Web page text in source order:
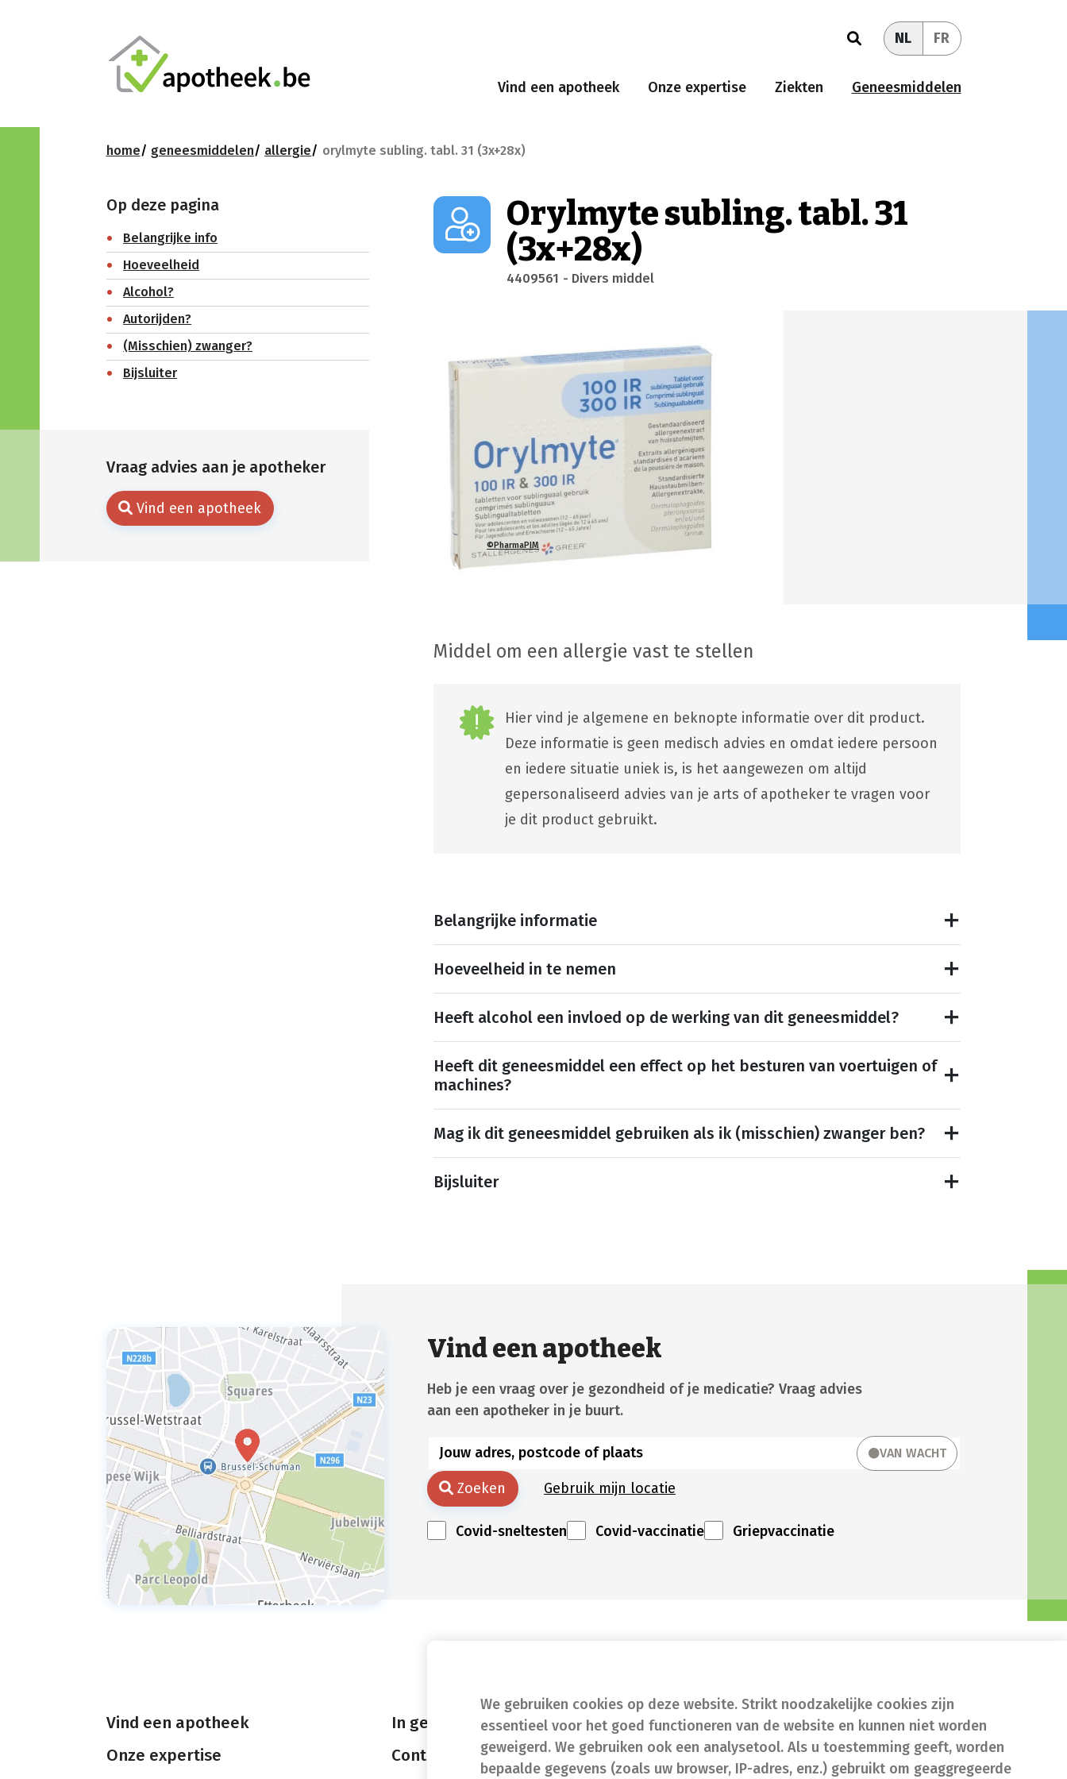
We gebruiken cookies op deze website. Strikt noodzakelijke cookies zijn
essentieel voor het goed functioneren van de website en kunnen niet worden
geweigerd. We gebruiken ook een analysetool. Als u toestemming geeft, worden
bepaalde gegevens (zoals uw browser, IP-adres, enz.) gebruikt om geaggregeerde
NL FR
Vind een apotheek Onze expertise Ziekten Geneesmiddelen
home geneesmiddelen allergie orylmyte subling. tabl. 31 (3x+28x)
Vraag advies aan je apotheker
Vind een apotheek
Op deze pagina
Belangrijke info
Hoeveelheid
Alcohol?
Autorijden?
(Misschien) zwanger?
Bijsluiter
Orylmyte subling. tabl. 31
(3x+28x)
4409561 - Divers middel
©PharmaPIM
Middel om een allergie vast te stellen
Hier vind je algemene en beknopte informatie over dit product.
Deze informatie is geen medisch advies en omdat iedere persoon
en iedere situatie uniek is, is het aangewezen om altijd
gepersonaliseerd advies van je arts of apotheker te vragen voor
je dit product gebruikt.
Belangrijke informatie
Hoeveelheid in te nemen
Heeft alcohol een invloed op de werking van dit geneesmiddel?
Heeft dit geneesmiddel een effect op het besturen van voertuigen of
machines?
Mag ik dit geneesmiddel gebruiken als ik (misschien) zwanger ben?
Bijsluiter
Vind een apotheek
Heb je een vraag over je gezondheid of je medicatie? Vraag advies
aan een apotheker in je buurt.
VAN WACHT
Zoeken Gebruik mijn locatie
Covid-sneltesten Covid-vaccinatie Griepvaccinatie
Vind een apotheek
Onze expertise
In geval van nood
Contact